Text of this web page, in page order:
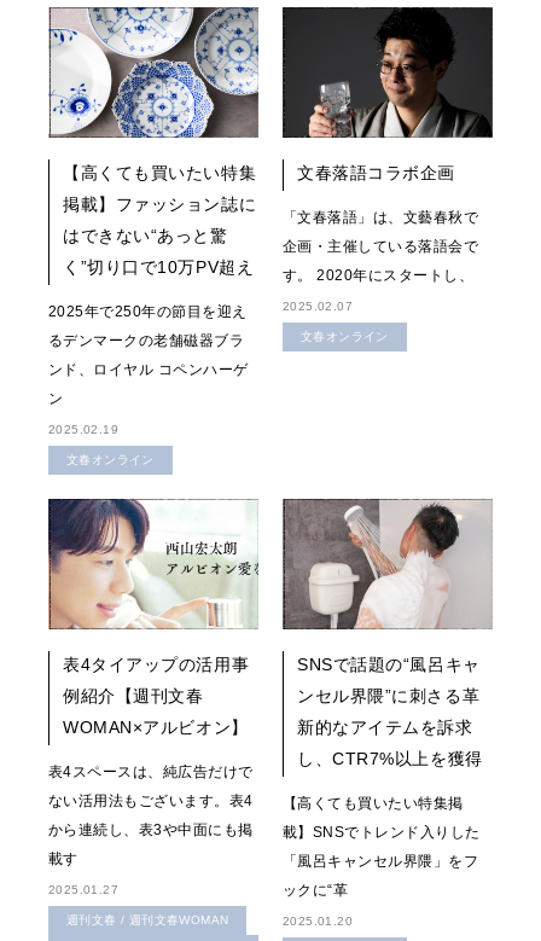
【高くても買いたい特集
掲載】ファッション誌に
はできない“あっと驚
く”切り口で10万PV超え
2025年で250年の節目を迎え
るデンマークの老舗磁器ブラ
ンド、ロイヤル コペンハーゲ
ン
2025.02.19
文春オンライン
文春落語コラボ企画
「文春落語」は、文藝春秋で
企画・主催している落語会で
す。 2020年にスタートし、
2025.02.07
文春オンライン
表4タイアップの活用事
例紹介【週刊文春
WOMAN×アルビオン】
表4スペースは、純広告だけで
ない活用法もございます。表4
から連続し、表3や中面にも掲
載す
2025.01.27
週刊文春 / 週刊文春WOMAN
SNSで話題の“風呂キャ
ンセル界隈”に刺さる革
新的なアイテムを訴求
し、CTR7%以上を獲得
【高くても買いたい特集掲
載】SNSでトレンド入りした
「風呂キャンセル界隈」をフ
ックに“革
2025.01.20